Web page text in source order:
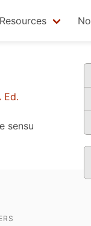
Resources
Ed.
sensu